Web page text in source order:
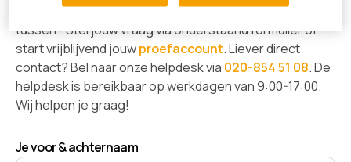
. Staat het antwoord op jouw vraag er niet
tussen? Stel jouw vraag via onderstaand formulier of
start vrijblijvend jouwproefaccount. Liever direct
contact? Bel naar onze helpdesk via 020-854 51 08. De
helpdesk is bereikbaar op werkdagen van 9:00-17:00.
Wij helpen je graag!
Je voor & achternaam